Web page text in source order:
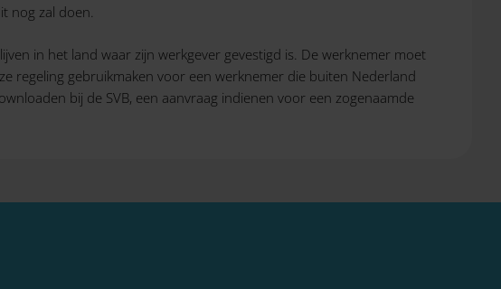
nog zal doen.
in het land waar zijn werkgever gevestigd is. De werknemer moet
regeling gebruikmaken voor een werknemer die buiten Nederland
bij de SVB, een aanvraag indienen voor een zogenaamde